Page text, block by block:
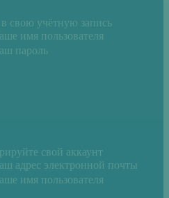
свою учётную запись
имя пользователя
пароль
свой аккаунт
адрес электронной почты
имя пользователя